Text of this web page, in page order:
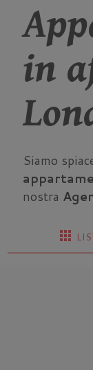
in
Siamo
nostra
apps